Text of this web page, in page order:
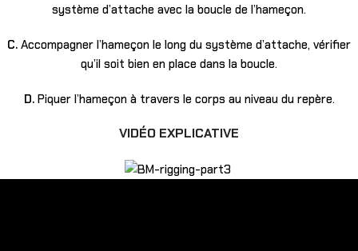
système d’attache avec la boucle de l’hameçon.
C. Accompagner l’hameçon le long du système d’attache, vérifier
qu’il soit bien en place dans la boucle.
D.Piquer l’hameçon à travers le corps au niveau du repère.
VIDÉO EXPLICATIVE